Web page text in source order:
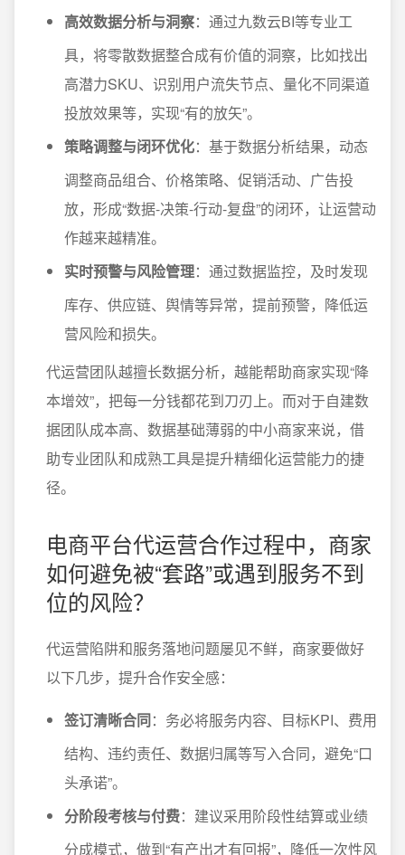
高效数据分析与洞察：通过九数云BI等专业工
具，将零散数据整合成有价值的洞察，比如找出
高潜力SKU、识别用户流失节点、量化不同渠道
投放效果等，实现“有的放矢”。
策略调整与闭环优化：基于数据分析结果，动态
调整商品组合、价格策略、促销活动、广告投
放，形成“数据-决策-行动-复盘”的闭环，让运营动
作越来越精准。
实时预警与风险管理：通过数据监控，及时发现
库存、供应链、舆情等异常，提前预警，降低运
营风险和损失。
代运营团队越擅长数据分析，越能帮助商家实现“降
本增效”，把每一分钱都花到刀刃上。而对于自建数
据团队成本高、数据基础薄弱的中小商家来说，借
助专业团队和成熟工具是提升精细化运营能力的捷
径。
电商平台代运营合作过程中，商家
如何避免被“套路”或遇到服务不到
位的风险？
代运营陷阱和服务落地问题屡见不鲜，商家要做好
以下几步，提升合作安全感：
签订清晰合同：务必将服务内容、目标KPI、费用
结构、违约责任、数据归属等写入合同，避免“口
头承诺”。
分阶段考核与付费：建议采用阶段性结算或业绩
分成模式，做到“有产出才有回报”，降低一次性风